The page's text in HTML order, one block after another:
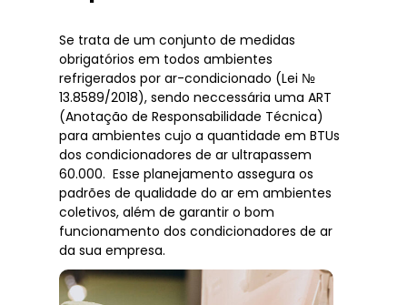
Se trata de um conjunto de medidas
obrigatórios em todos ambientes
refrigerados por ar-condicionado (Lei №
13.8589/2018), sendo neccessária uma ART
(Anotação de Responsabilidade Técnica)
para ambientes cujo a quantidade em BTUs
dos condicionadores de ar ultrapassem
60.000. Esse planejamento assegura os
padrões de qualidade do ar em ambientes
coletivos, além de garantir o bom
funcionamento dos condicionadores de ar
da sua empresa.